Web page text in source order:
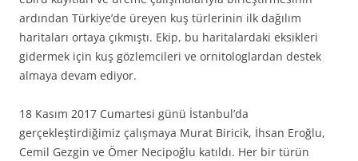
ardından Türkiye’de üreyen kuş türlerinin ilk dağılım
haritaları ortaya çıkmıştı. Ekip, bu haritalardaki eksikleri
gidermek için kuş gözlemcileri ve ornitologlardan destek
almaya devam ediyor.
18 Kasım 2017 Cumartesi günü İstanbul’da
gerçekleştirdiğimiz çalışmaya Murat Biricik, İhsan Eroğlu,
Cemil Gezgin ve Ömer Necipoğlu katıldı. Her bir türün